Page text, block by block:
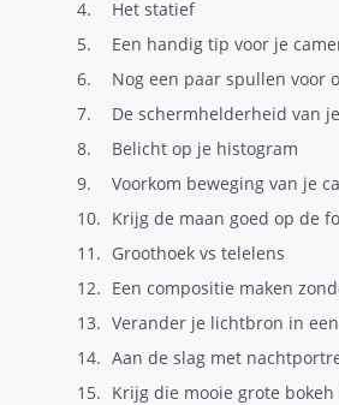
4.
Het statief
5.
Een handig tip voor je
6.
Nog een paar spullen voor
7.
De schermhelderheid van
8.
Belicht op je histogram
9.
Voorkom beweging van je
10. Krijg de maan goed op de
11. Groothoek vs telelens
12.
13. Verander je lichtbron in
14. Aan de slag met
15. Krijg die mooie grote